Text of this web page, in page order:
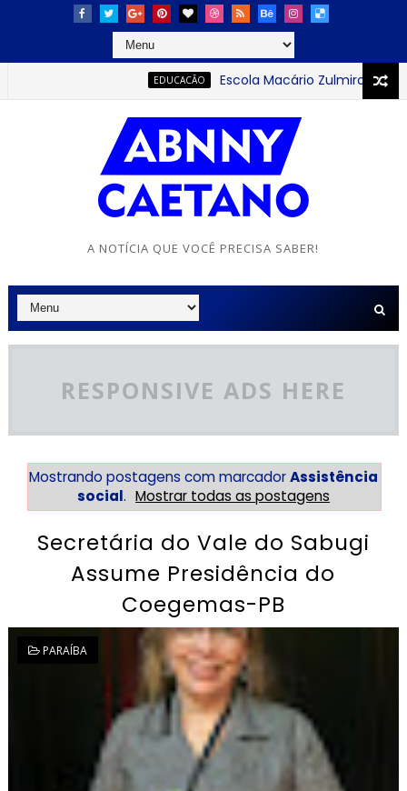
EDUCACÃO Escola Macário Zulmiro se
A NOTÍCIA QUE VOCÊ PRECISA SABER!
RESPONSIVE ADS HERE
Mostrando postagens com marcadorAssistência
social. Mostrar todas as postagens
Secretária do Vale do Sabugi
Assume Presidência do
Coegemas-PB
PARAÍBA